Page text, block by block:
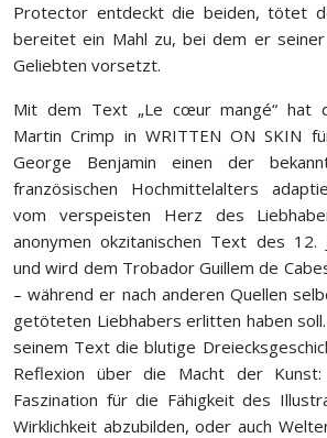
Protector entdeckt die beiden, tötet
bereitet ein Mahl zu, bei dem er
Geliebten vorsetzt.
Mit dem Text „Le cœur mangé“ hat
Martin Crimp in WRITTEN ON SKIN
George Benjamin einen der
französischen Hochmittelalters
vom verspeisten Herz des
anonymen okzitanischen Text des 12.
und wird dem Trobador Guillem de
– während er nach anderen Quellen
getöteten Liebhabers erlitten haben
seinem Text die blutige
Reflexion über die Macht der
Faszination für die Fähigkeit des
Wirklichkeit abzubilden, oder auch